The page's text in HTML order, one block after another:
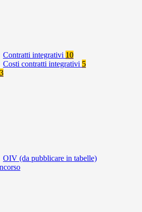
Contratti integrativi 10
Costi contratti integrativi 5
3
OIV (da pubblicare in tabelle)